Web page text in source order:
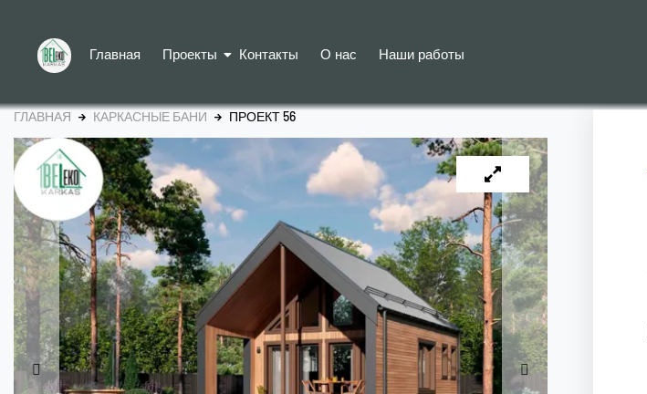
Главная Проекты Контакты О нас Наши работы
ГЛАВНАЯ КАРКАСНЫЕ БАНИ ПРОЕКТ 56